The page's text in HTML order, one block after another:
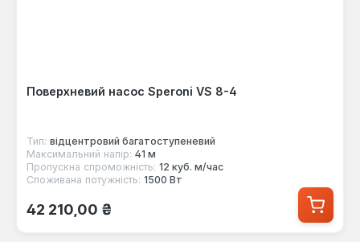
Поверхневий насос Speroni VS 8-4
Тип: відцентровий багатоступеневий
Максимальний напір: 41 м
Пропускна спроможність: 12 куб. м/час
Споживана потужність: 1500 Вт
Звичайна ціна:
42 210,00 ₴